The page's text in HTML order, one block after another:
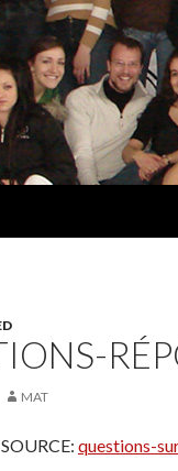
MAT
questions-